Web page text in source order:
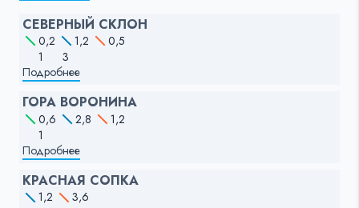
СЕВЕРНЫЙ СКЛОН
0,2 1,2
0,5
1
3
Подробнее
ГОРА ВОРОНИНА
0,6 2,8
1,2
1
Подробнее
КРАСНАЯ СОПКА
1,2
3,6